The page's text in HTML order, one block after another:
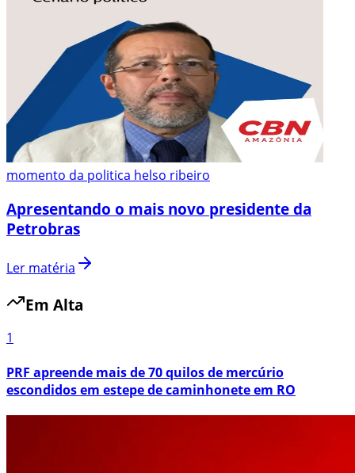
momento da politica helso ribeiro
Apresentando o mais novo presidente da
Petrobras
Ler matéria
Em Alta
1
PRF apreende mais de 70 quilos de mercúrio
escondidos em estepe de caminhonete em RO